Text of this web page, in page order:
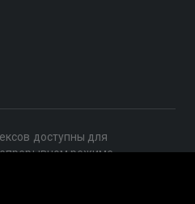
доступны для
режиме,